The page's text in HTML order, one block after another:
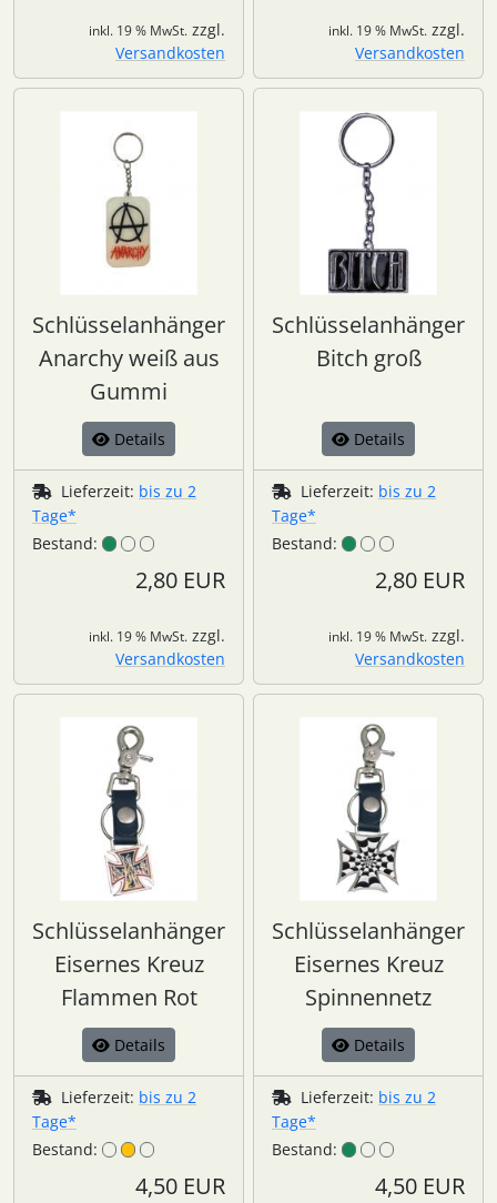
inkl. 19 % MwSt. zzgl.
Versandkosten
inkl. 19 % MwSt. zzgl.
Versandkosten
Schlüsselanhänger
Anarchy weiß aus
Gummi
Details
Lieferzeit: bis zu 2
Tage*
Bestand:
2,80 EUR
inkl. 19 % MwSt. zzgl.
Versandkosten
Schlüsselanhänger
Bitch groß
Details
Lieferzeit: bis zu 2
Tage*
Bestand:
2,80 EUR
inkl. 19 % MwSt. zzgl.
Versandkosten
Schlüsselanhänger
Eisernes Kreuz
Flammen Rot
Details
Lieferzeit: bis zu 2
Tage*
Bestand:
4,50 EUR
Schlüsselanhänger
Eisernes Kreuz
Spinnennetz
Details
Lieferzeit: bis zu 2
Tage*
Bestand:
4,50 EUR